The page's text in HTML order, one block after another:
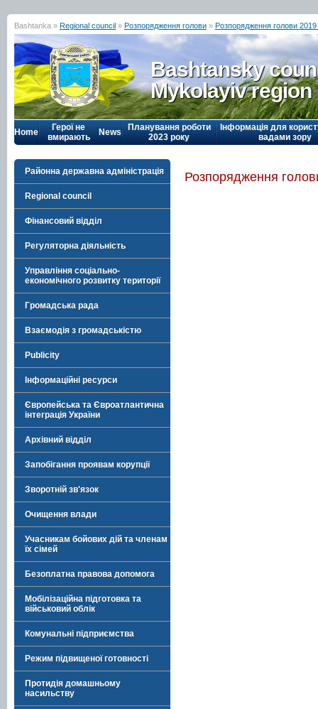
Bashtanka » Regional council » Розпорядження голови » Розпорядження голови 2019
Bashtansky
Mykolayiv region
Home
Герої не
вмирають
News
Планування роботи
2023 року
Інформація для
вадами зору
Районна державна адміністрація
Regional council
Фінансовий відділ
Регуляторна діяльність
Управління соціально-
економічного розвитку території
Громадська рада
Взаємодія з громадськістю
Publicity
Інформаційні ресурси
Європейська та Євроатлантична
інтеграція України
Архівний відділ
Запобігання проявам корупції
Зворотній зв'язок
Очищення влади
Учасникам бойових дій та членам
їх сімей
Безоплатна правова допомога
Мобілізаційна підготовка та
військовий облік
Комунальні підприємства
Режим підвищеної готовності
Протидія домашньому
насильству
Розпорядження